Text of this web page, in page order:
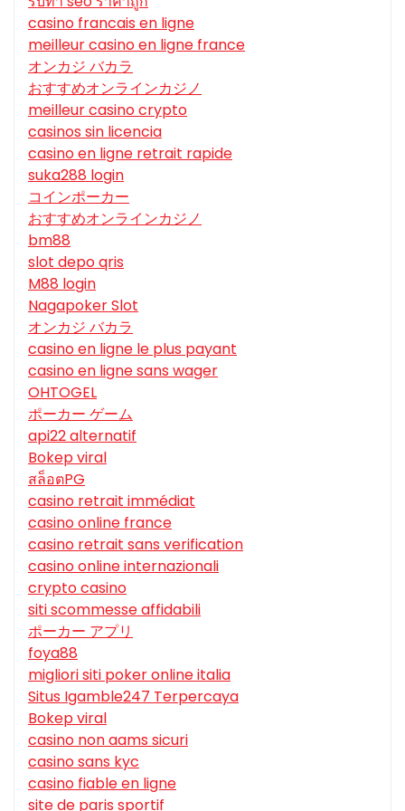
casino francais en ligne
meilleur casino en ligne france
オンカジ バカラ
おすすめオンラインカジノ
meilleur casino crypto
casinos sin licencia
casino en ligne retrait rapide
suka288 login
コインポーカー
おすすめオンラインカジノ
bm88
slot depo qris
M88 login
Nagapoker Slot
オンカジ バカラ
casino en ligne le plus payant
casino en ligne sans wager
OHTOGEL
ポーカー ゲーム
api22 alternatif
Bokep viral
สล็อตPG
casino retrait immédiat
casino online france
casino retrait sans verification
casino online internazionali
crypto casino
siti scommesse affidabili
ポーカー アプリ
foya88
migliori siti poker online italia
Situs Igamble247 Terpercaya
Bokep viral
casino non aams sicuri
casino sans kyc
casino fiable en ligne
site de paris sportif